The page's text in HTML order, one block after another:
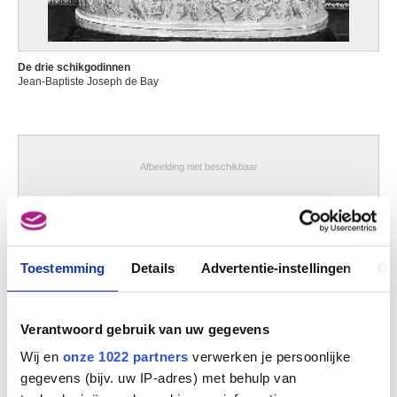
Toestemming Details Advertentie-instellingen
Verantwoord gebruik van uw gegevens
Wij en onze 1022 partners verwerken je persoonlijke
gegevens (bijv. uw IP-adres) met behulp van
Dalpayrat Pierre-Adrien
Limoges (Frankrijk) 1844 - Parijs (Frankrijk) 1910
Damery Walthère
Luik 1614 - 1678
Amsterdam (Nederland) 1605 - Rudnik (Polen) 1661
Danielle
Daniels Andries
Brussel 1830 - Écouen, Val-d'Oise (Frankrijk) 1909
Danse Auguste
Brussel 1829 - Ukkel / Brussel 1929
Darboven Hanne
De drie schikgodinnen
Jean-Baptiste Joseph de Bay
Afbeelding niet beschikbaar
Generaal Pierre Cambronne
Jean-Baptiste Joseph de Bay